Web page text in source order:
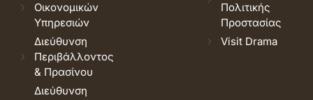
Οικονομικών
Υπηρεσιών
Διεύθυνση
Περιβάλλοντος
& Πρασίνου
Διεύθυνση
Πολιτικής
Προστασίας
Visit Drama